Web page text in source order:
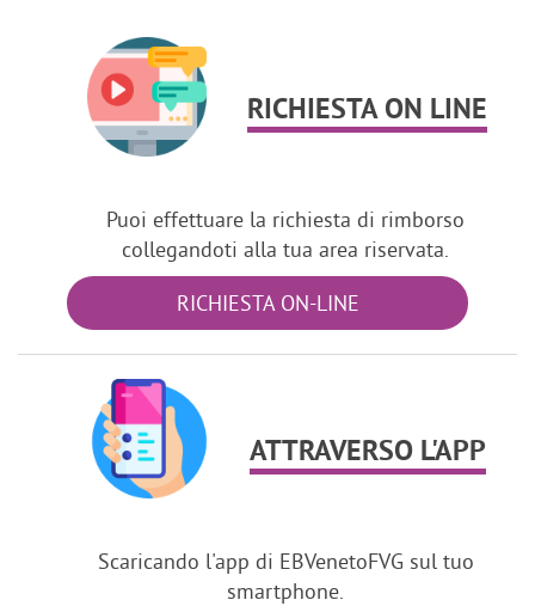
RICHIESTA ON LINE
Puoi effettuare la richiesta di rimborso
collegandoti alla tua area riservata.
RICHIESTA ON-LINE
ATTRAVERSO L'APP
Scaricando l'app di EBVenetoFVG sul tuo
smartphone.